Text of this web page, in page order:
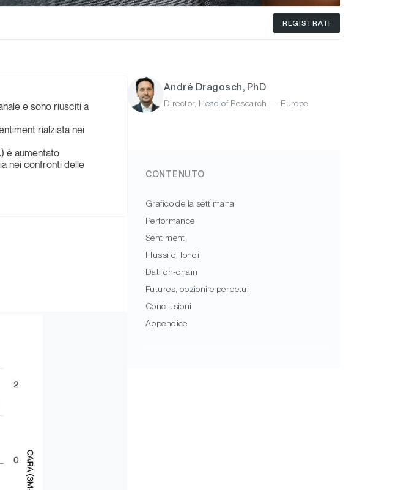
REGISTRATI
André Dragosch, PhD
Director, Head of Research — Europe
CONTENUTO
Grafico della settimana
Performance
Sentiment
Flussi di fondi
Dati on-chain
Futures, opzioni e perpetui
Conclusioni
Appendice
e sono riusciti a
rialzista nei
è aumentato
nei confronti delle